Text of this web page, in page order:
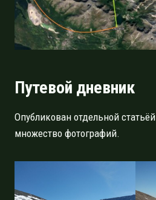
Путевой дневник
Опубликован отдельной статьёй
множество фотографий.